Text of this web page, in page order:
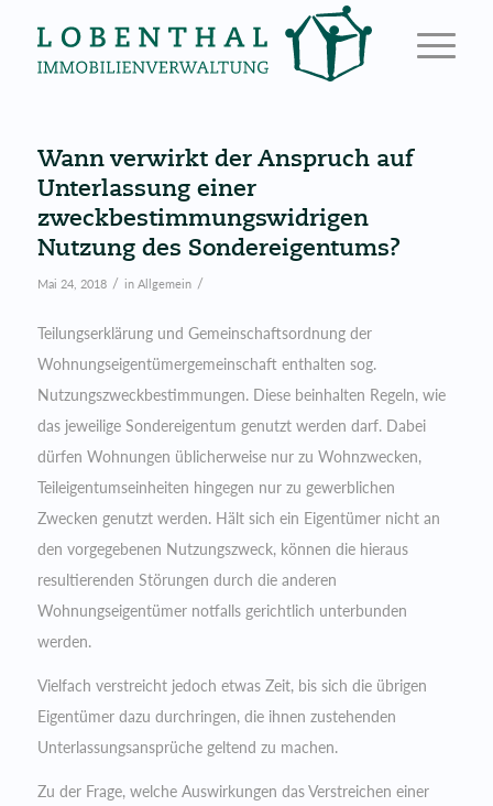
Wann verwirkt der Anspruch auf
Unterlassung einer
zweckbestimmungswidrigen
Nutzung des Sondereigentums?
Mai 24, 2018 / in Allgemein /
Teilungserklärung und Gemeinschaftsordnung der
Wohnungseigentümergemeinschaft enthalten sog.
Nutzungszweckbestimmungen. Diese beinhalten Regeln, wie
das jeweilige Sondereigentum genutzt werden darf. Dabei
dürfen Wohnungen üblicherweise nur zu Wohnzwecken,
Teileigentumseinheiten hingegen nur zu gewerblichen
Zwecken genutzt werden. Hält sich ein Eigentümer nicht an
den vorgegebenen Nutzungszweck, können die hieraus
resultierenden Störungen durch die anderen
Wohnungseigentümer notfalls gerichtlich unterbunden
werden.
Vielfach verstreicht jedoch etwas Zeit, bis sich die übrigen
Eigentümer dazu durchringen, die ihnen zustehenden
Unterlassungsansprüche geltend zu machen.
Zu der Frage, welche Auswirkungen das Verstreichen einer